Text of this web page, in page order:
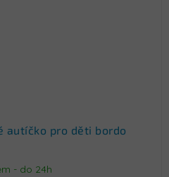
autíčko pro děti bordo
- do 24h